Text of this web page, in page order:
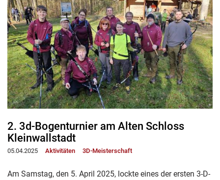
2. 3d-Bogenturnier am Alten Schloss
Kleinwallstadt
05.04.2025 Aktivitäten 3D-Meisterschaft
Am Samstag, den 5. April 2025, lockte eines der ersten 3-D-